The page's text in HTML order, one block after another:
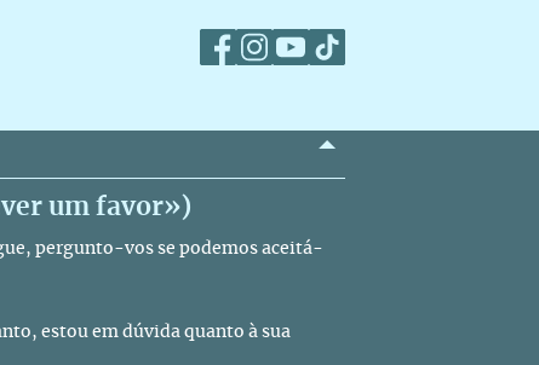
um favor»)
pergunto-vos se podemos aceitá-
estou em dúvida quanto à sua